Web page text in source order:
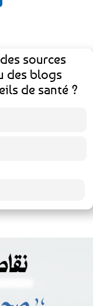
sources
des blogs
de santé ?